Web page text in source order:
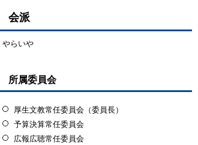
会派
やらいや
所属委員会
厚生文教常任委員会（委員長）
予算決算常任委員会
広報広聴常任委員会